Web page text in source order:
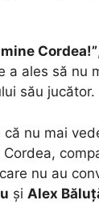
Cordea!”
a ales să nu
său jucător.
că nu mai
nu au
și Alex